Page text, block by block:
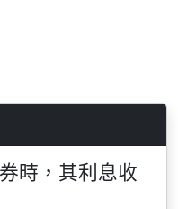
時，其利息收